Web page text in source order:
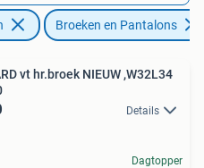
Broeken en Pantalons
vt hr.broek NIEUW ,W32L34
Details
Dagtopper